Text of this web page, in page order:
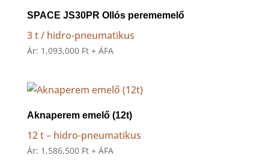
SPACE JS30PR Ollós perememelő
3 t / hidro-pneumatikus
Ár: 1,093,000 Ft + ÁFA
Aknaperem emelő (12t)
12 t – hidro-pneumatikus
Ár: 1,586,500 Ft + ÁFA